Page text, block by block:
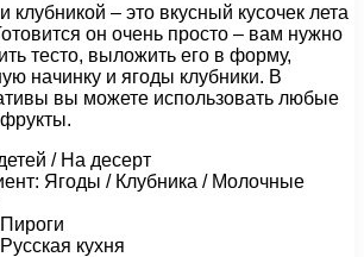
клубникой – это вкусный кусочек лета
он очень просто – вам нужно
тесто, выложить его в форму,
начинку и ягоды клубники. В
вы можете использовать любые
/ На десерт
Ягоды / Клубника / Молочные
кухня